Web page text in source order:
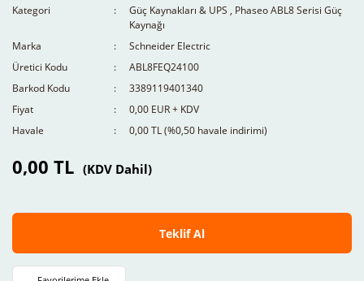
Kategori Güç Kaynakları & UPS , Phaseo ABL8 Serisi Güç
Kaynağı
Marka
Schneider Electric
Üretici Kodu
ABL8FEQ24100
Barkod Kodu
3389119401340
Fiyat
0,00 EUR + KDV
Havale
0,00 TL (%0,50 havale indirimi)
0,00 TL (KDV Dahil)
Teklif Al